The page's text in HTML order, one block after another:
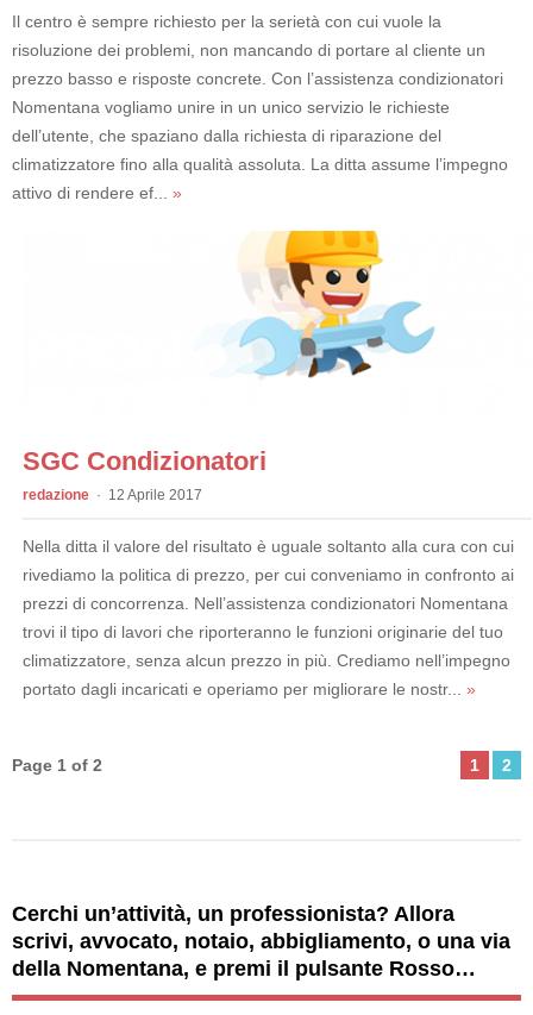
Il centro è sempre richiesto per la serietà con cui vuole la
risoluzione dei problemi, non mancando di portare al cliente un
prezzo basso e risposte concrete. Con l’assistenza condizionatori
Nomentana vogliamo unire in un unico servizio le richieste
dell’utente, che spaziano dalla richiesta di riparazione del
climatizzatore fino alla qualità assoluta. La ditta assume l’impegno
attivo di rendere ef... »
SGC Condizionatori
redazione 12 Aprile 2017
Nella ditta il valore del risultato è uguale soltanto alla cura con cui
rivediamo la politica di prezzo, per cui conveniamo in confronto ai
prezzi di concorrenza. Nell’assistenza condizionatori Nomentana
trovi il tipo di lavori che riporteranno le funzioni originarie del tuo
climatizzatore, senza alcun prezzo in più. Crediamo nell’impegno
portato dagli incaricati e operiamo per migliorare le nostr... »
Page 1 of 2 1 2
Cerchi un’attività, un professionista? Allora
scrivi, avvocato, notaio, abbigliamento, o una via
della Nomentana, e premi il pulsante Rosso…